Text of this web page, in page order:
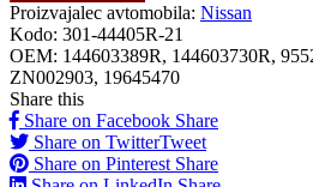
Proizvajalec avtomobila: Nissan
Kodo: 301-44405R-21
OEM: 144603389R, 144603730R,
ZN002903, 19645470
Share this
Share on Facebook Share
Share on TwitterTweet
Share on Pinterest Share